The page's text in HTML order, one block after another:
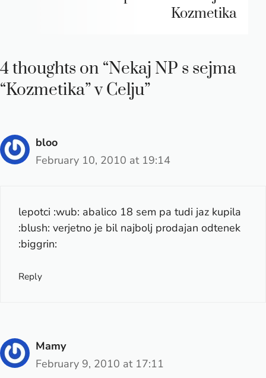
Kozmetika
4 thoughts on “Nekaj NP s sejma
“Kozmetika” v Celju”
bloo
February 10, 2010 at 19:14
lepotci :wub: abalico 18 sem pa tudi jaz kupila
:blush: verjetno je bil najbolj prodajan odtenek
:biggrin:
Reply
Mamy
February 9, 2010 at 17:11